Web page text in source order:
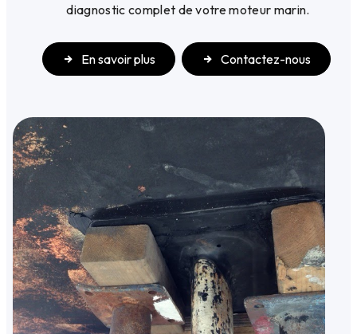
diagnostic complet de votre moteur marin.
En savoir plus Contactez-nous